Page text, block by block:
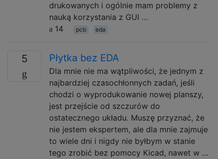
drukowanych i ogólnie mam problemy z
nauką korzystania z GUI …
14
pcb eda
5 Płytka bez EDA
Dla mnie nie ma wątpliwości, że jednym z
najbardziej czasochłonnych zadań, jeśli
chodzi o wyprodukowanie nowej planszy,
jest przejście od szczurów do
ostatecznego układu. Muszę przyznać, że
nie jestem ekspertem, ale dla mnie zajmuje
to wiele dni i nigdy nie byłbym w stanie
tego zrobić bez pomocy Kicad, nawet w …